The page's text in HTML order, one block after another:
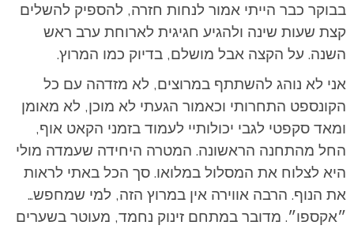
בבוקר כבר הייתי אמור לנחות חזרה, להספיק להשלים
קצת שעות שינה ולהגיע חגיגית לארוחת ערב ראש
השנה. על הקצה אבל מושלם, בדיוק כמו המרוץ.
אני לא נוהג להשתתף במרוצים, לא מזדהה עם כל
הקונספט התחרותי וכאמור הגעתי לא מוכן, לא מאומן
ומאד סקפטי לגבי יכולותיי לעמוד בזמני הקאט אוף,
החל מהתחנה הראשונה. המטרה היחידה שעמדה מולי
היא לצלוח את המסלול במלואו. סך הכל באתי לראות
את הנוף. הרבה אווירה אין במרוץ הזה, למי שמחפש…
״אקספו״. מדובר במתחם זינוק נחמד, מעוטר בשערים